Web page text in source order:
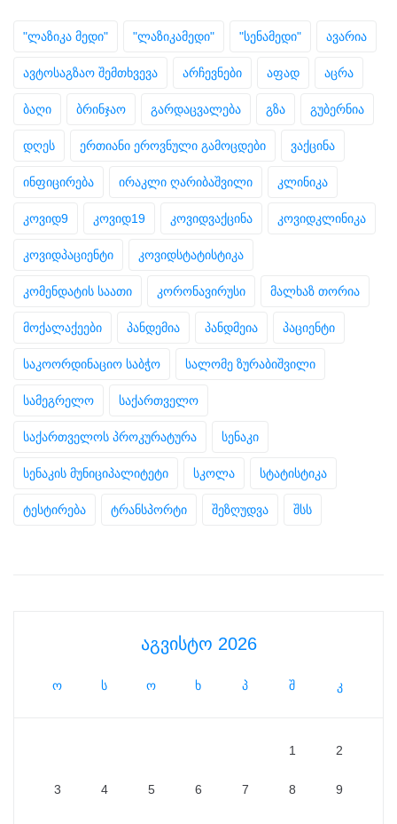
"ლაზიკა მედი" "ლაზიკამედი" "სენამედი" ავარია
ავტოსაგზაო შემთხვევა არჩევნები აფად აცრა
ბაღი ბრინჯაო გარდაცვალება გზა გუბერნია
დღეს ერთიანი ეროვნული გამოცდები ვაქცინა
ინფიცირება ირაკლი ღარიბაშვილი კლინიკა
კოვიდ9 კოვიდ19 კოვიდვაქცინა კოვიდკლინიკა
კოვიდპაციენტი კოვიდსტატისტიკა
კომენდატის საათი კორონავირუსი მალხაზ თორია
მოქალაქეები პანდემია პანდმეია პაციენტი
საკოორდინაციო საბჭო სალომე ზურაბიშვილი
სამეგრელო საქართველო
საქართველოს პროკურატურა სენაკი
სენაკის მუნიციპალიტეტი სკოლა სტატისტიკა
ტესტირება ტრანსპორტი შეზღუდვა შსს
აგვისტო 2026
ო ს ო ხ პ შ კ
1 2
3 4 5 6 7 8 9